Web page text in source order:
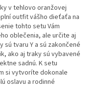
v tehlovo oranžovej
outfit vášho dieťaťa na
tohto setu Vám
oblečenia, ale určite aj
tvaru Y a sú zakončené
ako aj traky sú vybavené
sadnú. K setu
si vytvoríte dokonale
oslavu a rodinné